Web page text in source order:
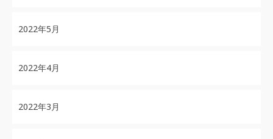
2022年5月
2022年4月
2022年3月